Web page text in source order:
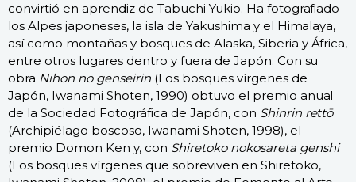
convirtió en aprendiz de Tabuchi Yukio. Ha fotografiado
los Alpes japoneses, la isla de Yakushima y el Himalaya,
así como montañas y bosques de Alaska, Siberia y África,
entre otros lugares dentro y fuera de Japón. Con su
obra Nihon no genseirin(Los bosques vírgenes de
Japón, Iwanami Shoten, 1990) obtuvo el premio anual
de la Sociedad Fotográfica de Japón, con Shinrin rettō
(Archipiélago boscoso, Iwanami Shoten, 1998), el
premio Domon Ken y, con Shiretoko nokosareta genshi
(Los bosques vírgenes que sobreviven en Shiretoko,